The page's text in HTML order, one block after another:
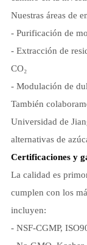
Nuestras áreas de
- Purificación de
- Extracción de
CO₂
- Modulación de
También
Universidad de
alternativas de
Certificaciones y
La calidad es
cumplen con los
incluyen:
- NSF-CGMP,